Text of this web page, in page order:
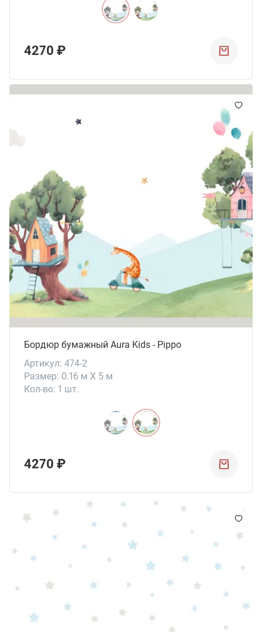
4270 ₽
Бордюр бумажный Aura Kids - Pippo
Артикул: 474-2
Размер: 0.16 м X 5 м
Кол-во: 1 шт.
4270 ₽